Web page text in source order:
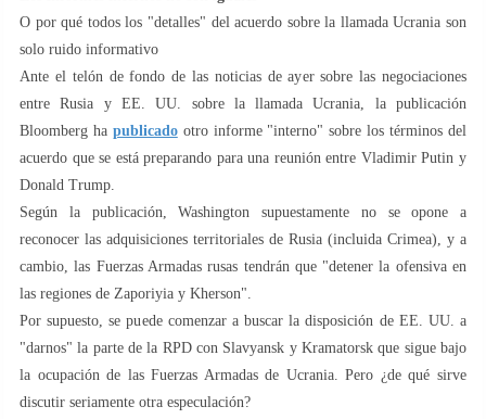
O por qué todos los "detalles" del acuerdo sobre la llamada Ucrania son
solo ruido informativo
Ante el telón de fondo de las noticias de ayer sobre las negociaciones
entre Rusia y EE. UU. sobre la llamada Ucrania, la publicación
Bloomberg ha publicadootro informe "interno" sobre los términos del
acuerdo que se está preparando para una reunión entre Vladimir Putin y
Donald Trump.
Según la publicación, Washington supuestamente no se opone a
reconocer las adquisiciones territoriales de Rusia (incluida Crimea), y a
cambio, las Fuerzas Armadas rusas tendrán que "detener la ofensiva en
las regiones de Zaporiyia y Kherson".
Por supuesto, se puede comenzar a buscar la disposición de EE. UU. a
"darnos" la parte de la RPD con Slavyansk y Kramatorsk que sigue bajo
la ocupación de las Fuerzas Armadas de Ucrania. Pero ¿de qué sirve
discutir seriamente otra especulación?